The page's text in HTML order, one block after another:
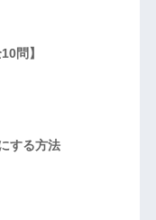
問】
する方法